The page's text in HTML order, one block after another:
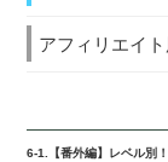
アフィリエイ
6-1.【番外編】レベル別